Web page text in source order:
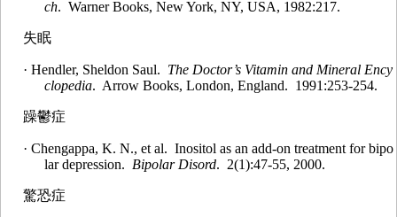
ch. Warner Books, New York, NY, USA, 1982:217.
失眠
· Hendler, Sheldon Saul. The Doctor’s Vitamin and Mineral Ency
clopedia. Arrow Books, London, England. 1991:253-254.
躁鬱症
· Chengappa, K. N., et al. Inositol as an add-on treatment for bipo
lar depression. Bipolar Disord. 2(1):47-55, 2000.
驚恐症